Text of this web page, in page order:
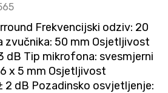
Frekvencijski odziv: 20
zvučnika: 50 mm Osjetljivost
dB Tip mikrofona: svesmjerni
x 5 mm Osjetljivost
2 dB Pozadinsko osvjetljenje: